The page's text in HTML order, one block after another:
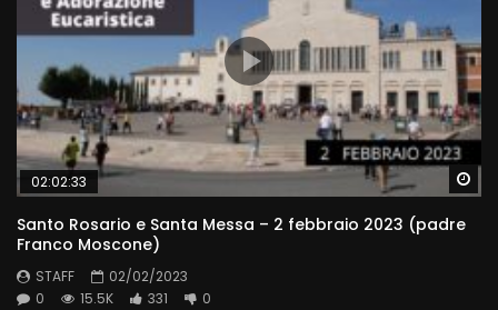
02:02:33
Santo Rosario e Santa Messa – 2 febbraio 2023 (padre
Franco Moscone)
STAFF
02/02/2023
0
15.5K 331 0